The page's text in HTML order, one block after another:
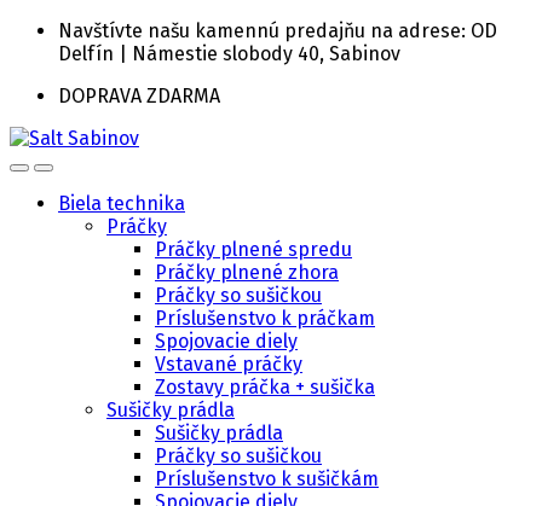
Skip
Skip
Navštívte našu kamennú predajňu na adrese: OD
Delfín | Námestie slobody 40, Sabinov
DOPRAVA ZDARMA
Biela technika
Práčky
Práčky plnené spredu
Práčky plnené zhora
Práčky so sušičkou
Príslušenstvo k práčkam
Spojovacie diely
Vstavané práčky
Zostavy práčka + sušička
Sušičky prádla
Sušičky prádla
Práčky so sušičkou
Príslušenstvo k sušičkám